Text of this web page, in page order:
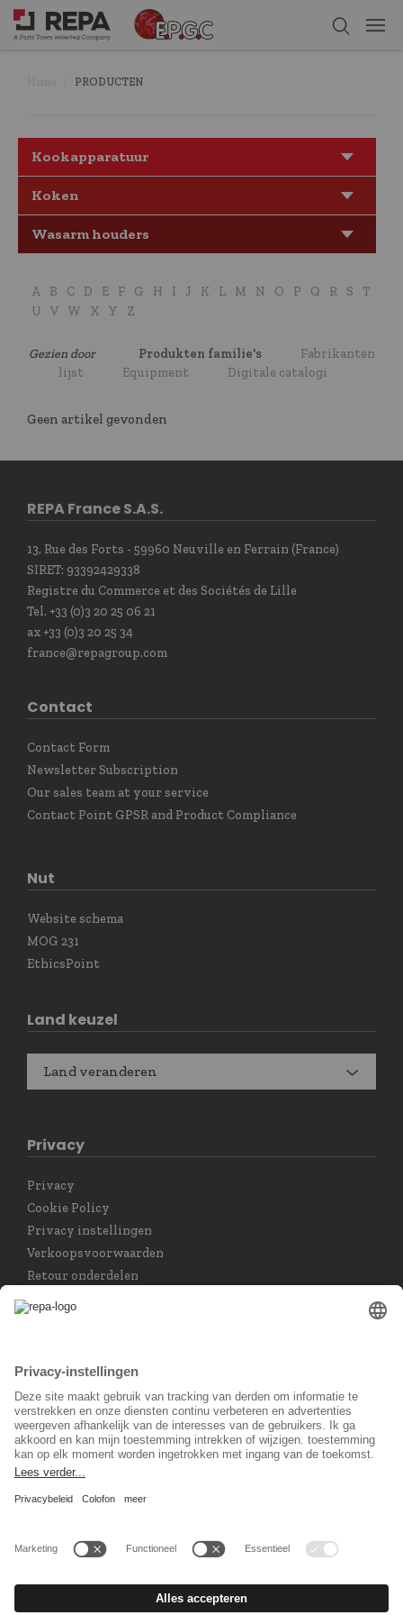
PRODUCTEN
Kookapparatuur
Koken
Wasarm houders
A B C D E F G H I J K L M N O P Q R S
T
U
V W X Y Z
Gezien door Produkten familie's
Fabrikanten
lijst
Equipment Digitale catalogi
Geen artikel gevonden
REPA France S.A.S.
13, Rue des Forts - 59960 Neuville en Ferrain (France)
SIRET: 93392429338
Registre du Commerce et des Sociétés de Lille
Tel. +33 (0)3 20 25 06 21
ax +33 (0)3 20 25 34
france@repagroup.com
Contact
Contact Form
Newsletter Subscription
Our sales team at your service
Contact Point GPSR and Product Compliance
Nut
Website schema
MOG 231
EthicsPoint
Land keuzel
Land veranderen
Privacy
Privacy
Cookie Policy
Privacy instellingen
Verkoopsvoorwaarden
Retour onderdelen
Nederlands
Sociaal Netwerk
© 2026 REPA Holding GmbH. All rights reserved